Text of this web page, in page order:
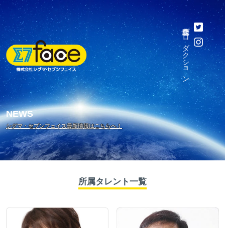
総合芸能プロダクション
NEWS
シグマ・セブンフェイス最新情報はこちらへ！
所属タレント一覧